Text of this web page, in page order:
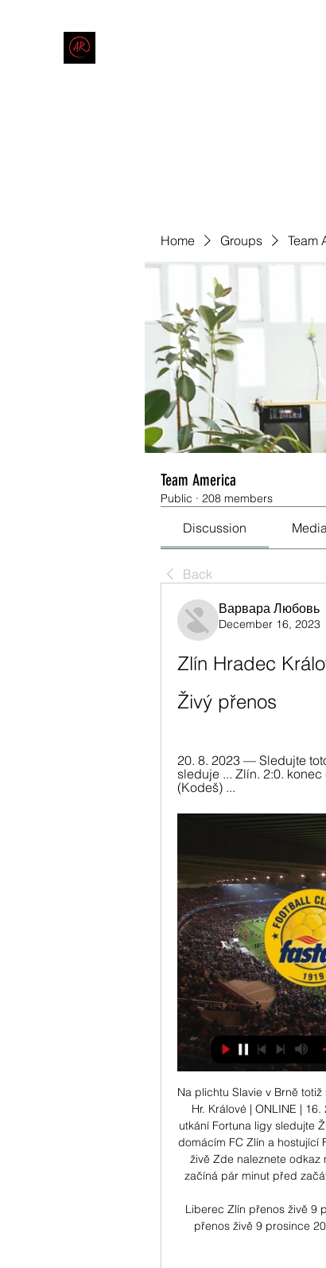
Home Groups Team
Team America
Public · 208 members
Discussion Media
Back
Варвара Любовь
December 16, 2023
Zlín Hradec
Živý přenos
20. 8. 2023 — Sledujte
sleduje ... Zlín. 2:0.
(Kodeš) ...
Na plichtu Slavie v Brně
Hr. Králové | ONLINE |
utkání Fortuna ligy sledujte
domácím FC Zlín a hostující
živě Zde naleznete odkaz
začíná pár minut před
Liberec Zlín přenos živě 9
přenos živě 9 prosince